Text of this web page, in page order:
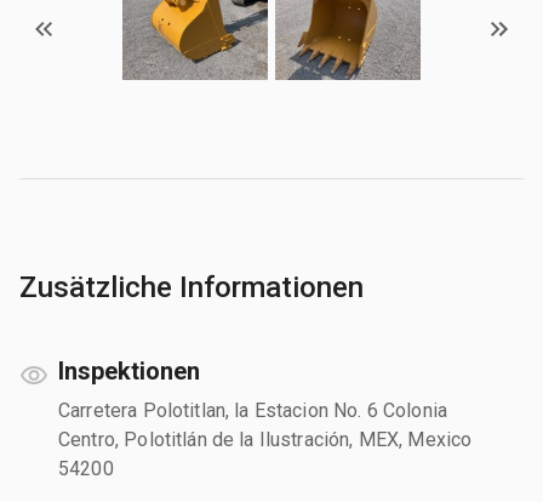
Zusätzliche Informationen
Inspektionen
Carretera Polotitlan, la Estacion No. 6 Colonia
Centro, Polotitlán de la Ilustración, MEX, Mexico
54200